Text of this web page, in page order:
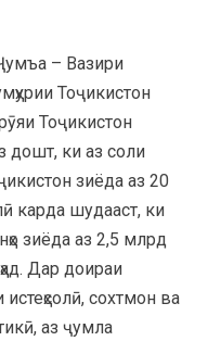
– Вазири
Тоҷикистон
Тоҷикистон
дошт, ки аз соли
зиёда аз 20
карда шудааст, ки
зиёда аз 2,5 млрд
Дар доираи
истеҳсолӣ, сохтмон ва
аз ҷумла